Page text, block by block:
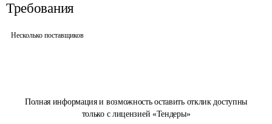
Полная информация и возможность оставить отклик доступны
только с лицензией «Тендеры»
Требования
Несколько поставщиков